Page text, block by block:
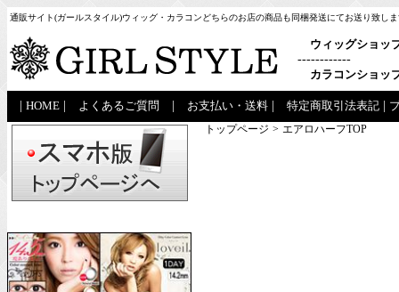
通販サイト(ガールスタイル)ウィッグ・カラコンどちらのお店の商品も同梱発送にてお送り致し
ウィッグショッ
------------
カラコンショッ
HOME よくあるご質問 お支払い・送料 特定商取引法表記
トップページ > エアロハーフTOP